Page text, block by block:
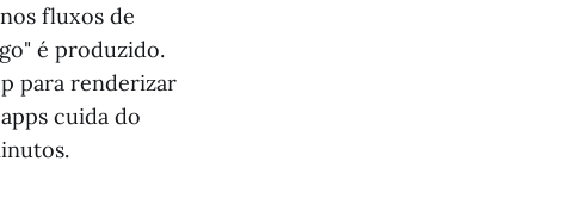
fluxos de
é produzido.
para renderizar
cuida do